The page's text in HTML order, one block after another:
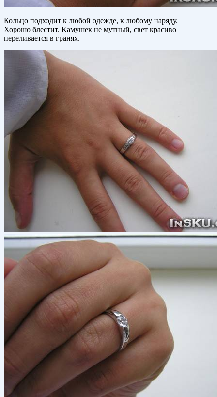
Кольцо подходит к любой одежде, к любому наряду.
Хорошо блестит. Камушек не мутный, свет красиво
переливается в гранях.